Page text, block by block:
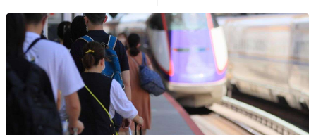
生田アナ見ると、元気？幸せ？って心配にな
る。お気の毒です。
+260
2019/11/06(水) 17:44:13